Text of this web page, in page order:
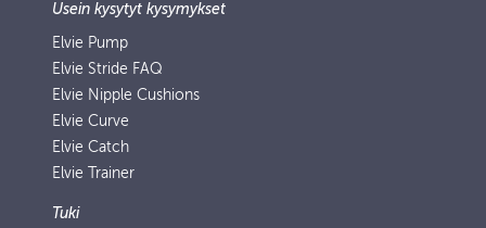
Usein kysytyt kysymykset
Elvie Pump
Elvie Stride FAQ
Elvie Nipple Cushions
Elvie Curve
Elvie Catch
Elvie Trainer
Tuki